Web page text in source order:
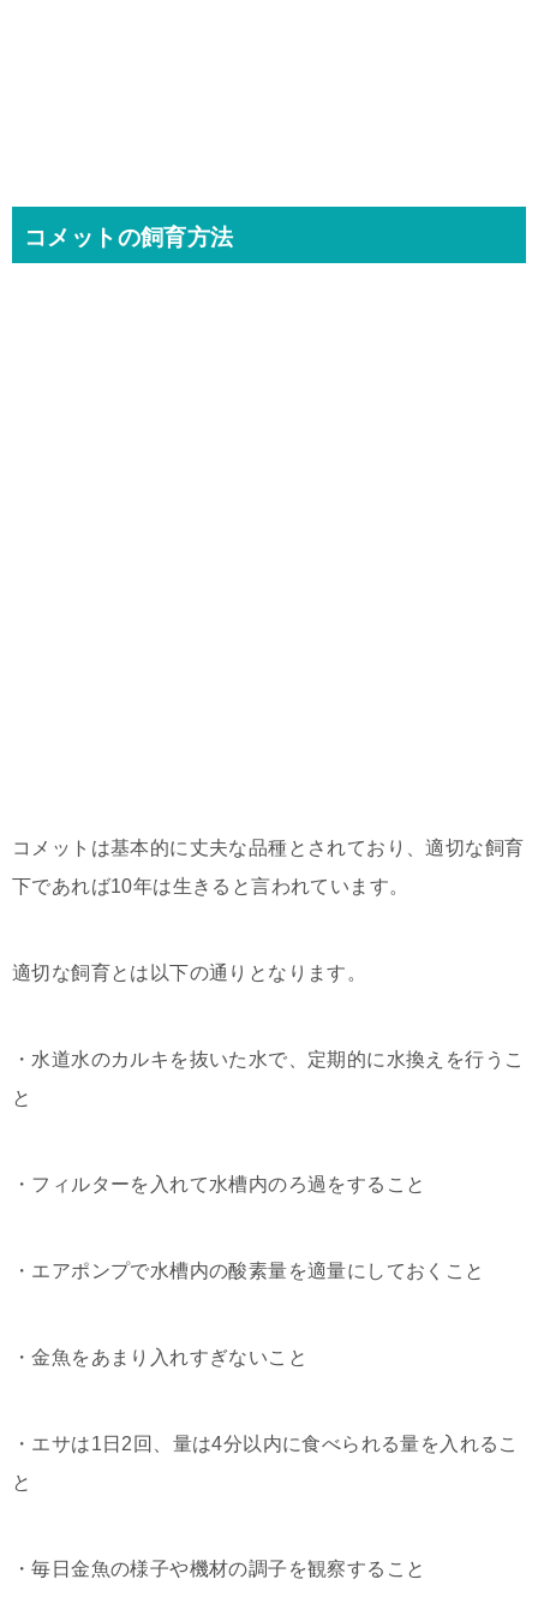
コメットの飼育方法
コメットは基本的に丈夫な品種とされており、適切な飼育
下であれば10年は生きると言われています。
適切な飼育とは以下の通りとなります。
・水道水のカルキを抜いた水で、定期的に水換えを行うこ
と
・フィルターを入れて水槽内のろ過をすること
・エアポンプで水槽内の酸素量を適量にしておくこと
・金魚をあまり入れすぎないこと
・エサは1日2回、量は4分以内に食べられる量を入れるこ
と
・毎日金魚の様子や機材の調子を観察すること